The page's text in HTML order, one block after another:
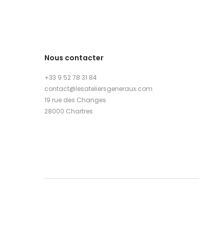
Nous contacter
+33 9 52 78 31 84
contact@lesateliersgeneraux.com
19 rue des Changes
28000 Chartres